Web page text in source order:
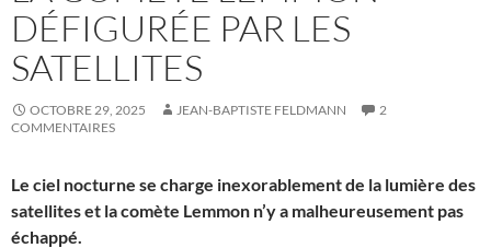
DÉFIGURÉE PAR LES
SATELLITES
OCTOBRE 29, 2025 JEAN-BAPTISTE FELDMANN
2
COMMENTAIRES
Le ciel nocturne se charge inexorablement de la lumière des
satellites et la comète Lemmon n’y a malheureusement pas
échappé.